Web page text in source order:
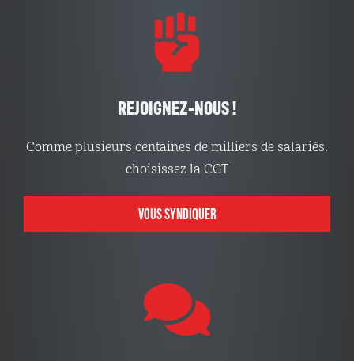
REJOIGNEZ-NOUS !
Comme plusieurs centaines de milliers de salariés,
choisissez la CGT
VOUS SYNDIQUER